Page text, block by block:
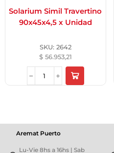
Solarium Simil Travertino
90x45x4,5 x Unidad
SKU: 2642
$56.953,21
Aremat Puerto
Lu-Vie 8hs a 16hs | Sab